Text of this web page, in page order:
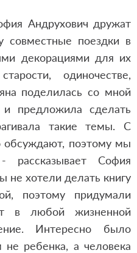
Андрухович дружат
совместные поездки в
декорациями для их
одиночестве,
поделилась со мной
предложила сделать
такие темы. С
обсуждают, поэтому мы
рассказывает София
не хотели делать книгу
поэтому придумали
в любой жизненной
Интересно было
ребенка, а человека